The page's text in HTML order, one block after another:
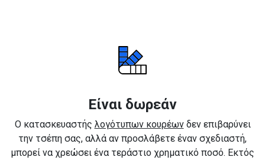
Είναι δωρεάν
Ο κατασκευαστής λογότυπων κουρέωνδεν επιβαρύνει
την τσέπη σας, αλλά αν προσλάβετε έναν σχεδιαστή,
μπορεί να χρεώσει ένα τεράστιο χρηματικό ποσό. Εκτός